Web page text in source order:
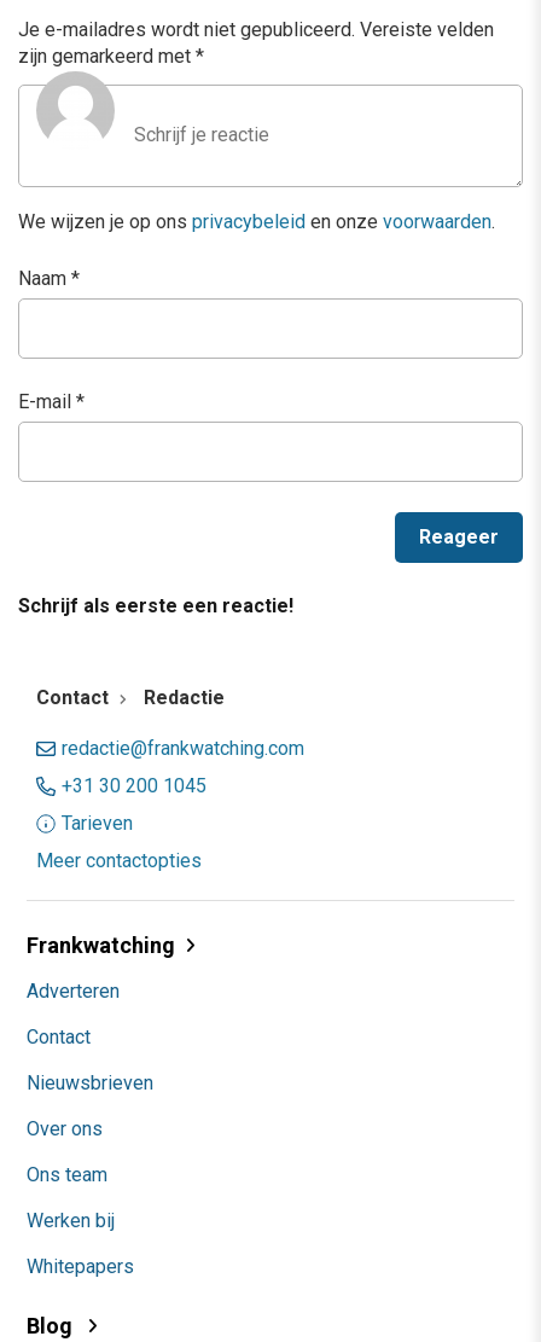
Je e-mailadres wordt niet gepubliceerd. Vereiste velden
zijn gemarkeerd met *
We wijzen je op ons privacybeleid en onze voorwaarden.
Naam *
E-mail *
Schrijf als eerste een reactie!
Contact Redactie
redactie@frankwatching.com
+31 30 200 1045
Tarieven
Meer contactopties
Frankwatching
Adverteren
Contact
Nieuwsbrieven
Over ons
Ons team
Werken bij
Whitepapers
Blog